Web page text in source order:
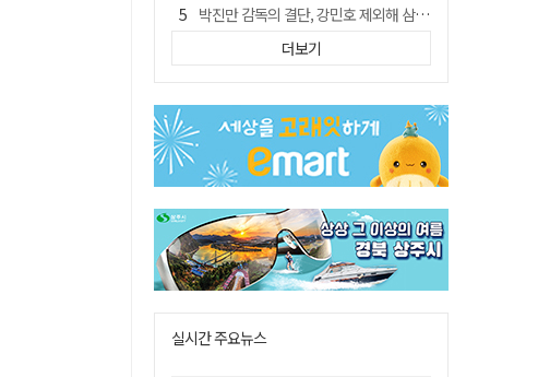
박진만 감독의 결단, 강민호 제외해 삼성 라이온즈에 긴장감 불어 넣어
국민 10명 중 6명 "검찰 보완수사권 필요"…민주당 지지층도 53.8%
[단독] 20명에 묻고…72%가 '보완수사권 폐지'?
'전대 탈락' 고민정, 文 한마디에 웃었다…"맷집 제법 생겼구나"
안동-사가에, "50년 우정 넘어 미래 50년 함께 연다"
더보기
실시간 주요뉴스